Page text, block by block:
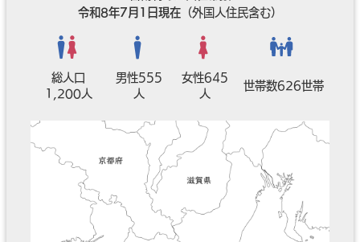
令和8年7月1日現在 （外国人住民含む）
総人口
1,200人
男性555
人
女性645
人
世帯数626世帯